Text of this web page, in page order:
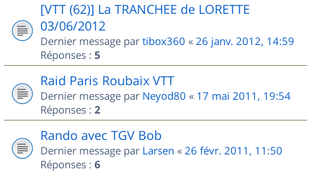
[VTT (62)] La TRANCHEE de LORETTE
03/06/2012
Dernier message par tibox360 « 26 janv. 2012, 14:59
Réponses : 5
Raid Paris Roubaix VTT
Dernier message par Neyod80 « 17 mai 2011, 19:54
Réponses : 2
Rando avec TGV Bob
Dernier message par Larsen « 26 févr. 2011, 11:50
Réponses : 6